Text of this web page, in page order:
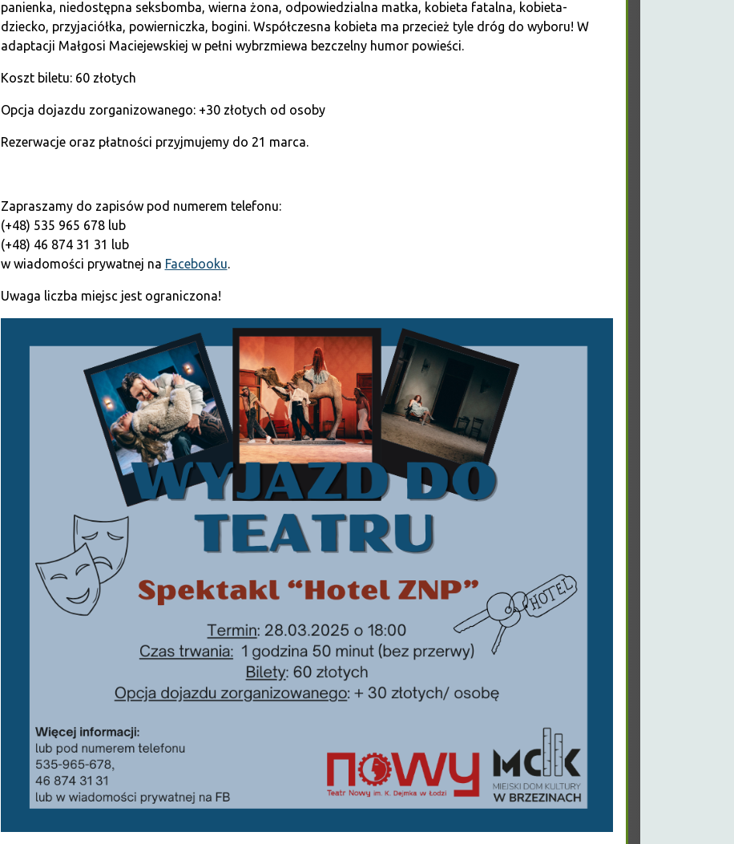
panienka, niedostępna seksbomba, wierna żona, odpowiedzialna matka, kobieta fatalna, kobieta-
dziecko, przyjaciółka, powierniczka, bogini. Współczesna kobieta ma przecież tyle dróg do wyboru! W
adaptacji Małgosi Maciejewskiej w pełni wybrzmiewa bezczelny humor powieści.
Koszt biletu: 60 złotych
Opcja dojazdu zorganizowanego: +30 złotych od osoby
Rezerwacje oraz płatności przyjmujemy do 21 marca.
Zapraszamy do zapisów pod numerem telefonu:
(+48) 535 965 678 lub
(+48) 46 874 31 31 lub
w wiadomości prywatnej na Facebooku.
Uwaga liczba miejsc jest ograniczona!